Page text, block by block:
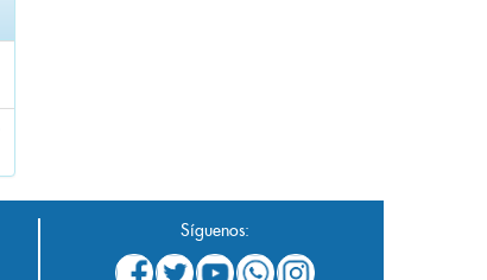
Síguenos: